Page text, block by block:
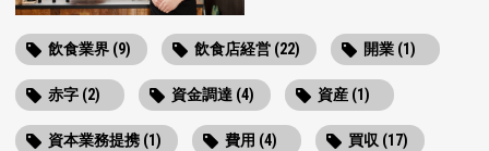
飲食業界 (9) 飲食店経営 (22) 開業 (1)
赤字 (2) 資金調達 (4) 資産 (1)
資本業務提携 (1) 費用 (4) 買収 (17)